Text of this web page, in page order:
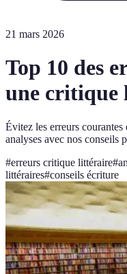
21 mars 2026
Top 10 des
une critique
Évitez les erreurs
analyses avec nos conseils
#erreurs critique littéraire#
littéraires#conseils écriture